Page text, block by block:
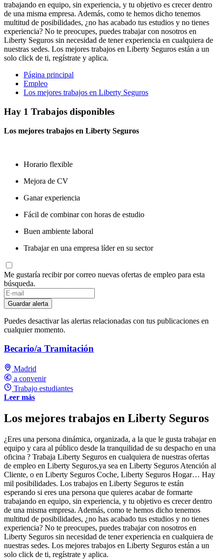
trabajando en equipo, sin experiencia, y tu objetivo es crecer dentro
de una misma empresa. Además, como te hemos dicho tenemos
multitud de posibilidades, ¿no has acabado tus estudios y no tienes
experiencia? No te preocupes, puedes trabajar con nosotros en
Liberty Seguros sin necesidad de tener experiencia en cualquiera de
nuestras sedes. Los mejores trabajos en Liberty Seguros están a un
solo click de ti, regístrate y aplica.
Página principal
Empleo
Los mejores trabajos en Liberty Seguros
Hay 1 Trabajos disponibles
Los mejores trabajos en Liberty Seguros
Horario flexible
Mejora de CV
Ganar experiencia
Fácil de combinar con horas de estudio
Buen ambiente laboral
Trabajar en una empresa líder en su sector
Me gustaría recibir por correo nuevas ofertas de empleo para esta
búsqueda.
Guardar alerta
Puedes desactivar las alertas relacionadas con tus publicaciones en
cualquier momento.
Becario/a Tramitación
Madrid
a convenir
Trabajo estudiantes
Leer más
Los mejores trabajos en Liberty Seguros
¿Eres una persona dinámica, organizada, a la que le gusta trabajar en
equipo y cara al público desde la tranquilidad de su despacho en una
oficina ? Trabaja Liberty Seguros en cualquiera de nuestras ofertas
de empleo en Liberty Seguros,ya sea en Liberty Seguros Atención al
Cliente, o en Liberty Seguros Coche, Liberty Seguros Hogar… Hay
mil posibilidades. Los trabajos en Liberty Seguros te están
esperando si eres una persona que quieres acabar de formarte
trabajando en equipo, sin experiencia, y tu objetivo es crecer dentro
de una misma empresa. Además, como te hemos dicho tenemos
multitud de posibilidades, ¿no has acabado tus estudios y no tienes
experiencia? No te preocupes, puedes trabajar con nosotros en
Liberty Seguros sin necesidad de tener experiencia en cualquiera de
nuestras sedes. Los mejores trabajos en Liberty Seguros están a un
solo click de ti, regístrate y aplica.